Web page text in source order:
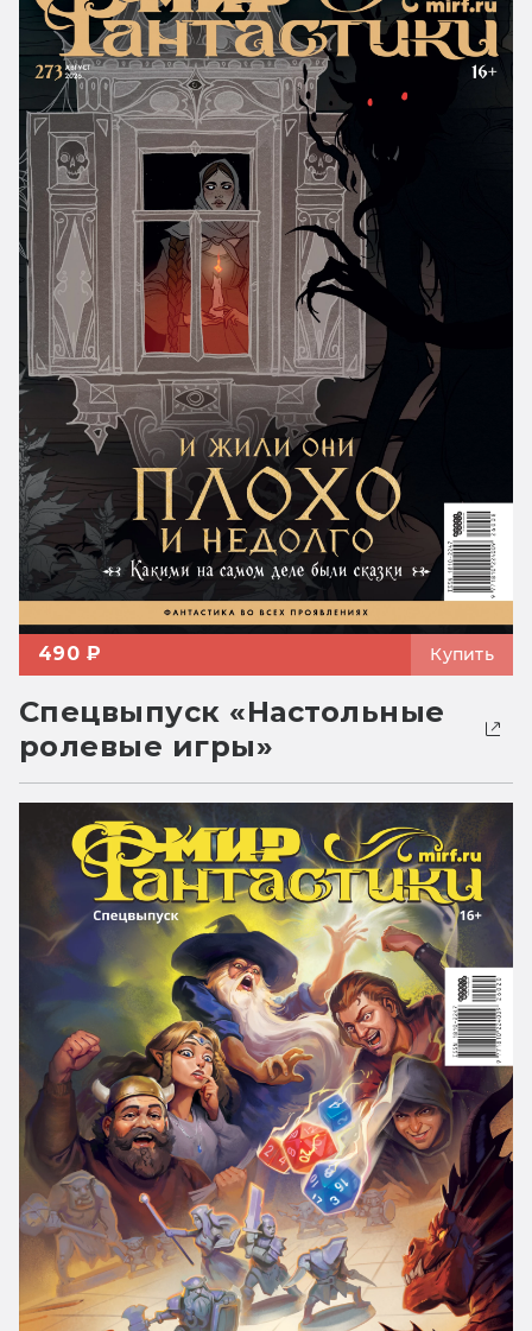
490 ₽ Купить
Спецвыпуск «Настольные
ролевые игры»